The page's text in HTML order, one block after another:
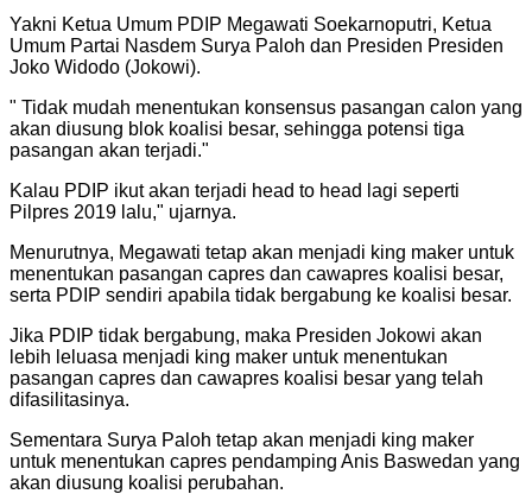
Yakni Ketua Umum PDIP Megawati Soekarnoputri, Ketua
Umum Partai Nasdem Surya Paloh dan Presiden Presiden
Joko Widodo (Jokowi).
" Tidak mudah menentukan konsensus pasangan calon yang
akan diusung blok koalisi besar, sehingga potensi tiga
pasangan akan terjadi."
Kalau PDIP ikut akan terjadi head to head lagi seperti
Pilpres 2019 lalu," ujarnya.
Menurutnya, Megawati tetap akan menjadi king maker untuk
menentukan pasangan capres dan cawapres koalisi besar,
serta PDIP sendiri apabila tidak bergabung ke koalisi besar.
Jika PDIP tidak bergabung, maka Presiden Jokowi akan
lebih leluasa menjadi king maker untuk menentukan
pasangan capres dan cawapres koalisi besar yang telah
difasilitasinya.
Sementara Surya Paloh tetap akan menjadi king maker
untuk menentukan capres pendamping Anis Baswedan yang
akan diusung koalisi perubahan.